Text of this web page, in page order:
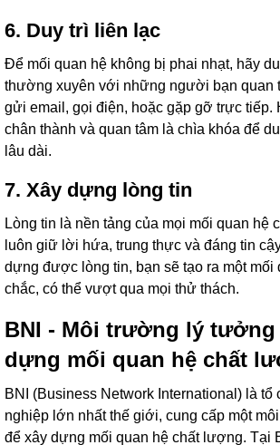
6. Duy trì liên lạc
Để mối quan hệ không bị phai nhạt, hãy
thường xuyên với những người bạn quan
gửi email, gọi điện, hoặc gặp gỡ trực tiếp.
chân thành và quan tâm là chìa khóa để
lâu dài.
7. Xây dựng lòng tin
Lòng tin là nền tảng của mọi mối quan hệ
luôn giữ lời hứa, trung thực và đáng tin
dựng được lòng tin, bạn sẽ tạo ra một mối
chắc, có thể vượt qua mọi thử thách.
BNI - Môi trường lý tưởng
dựng mối quan hệ chất
BNI (Business Network International) là tổ
nghiệp lớn nhất thế giới, cung cấp một
để xây dựng mối quan hệ chất lượng. Tại